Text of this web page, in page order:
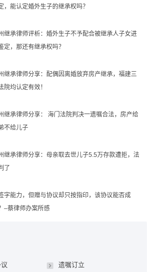
，能认定婚外生子的继承权吗？
继承律师评析：婚外生子不予配合被继承人子女进
定，那还有继承权吗？
继承律师分享：配偶因离婚放弃房产继承，福建三
院均认定有效！
继承律师分享： 海门法院判决一遗嘱合法，房产给
不给儿子
继承律师分享：母亲取去世儿子5.5万存款遭拒，法
了
字能力，但赠与协议却只按指印，该协议能否成
–蔡律师办案所感
遗嘱订立